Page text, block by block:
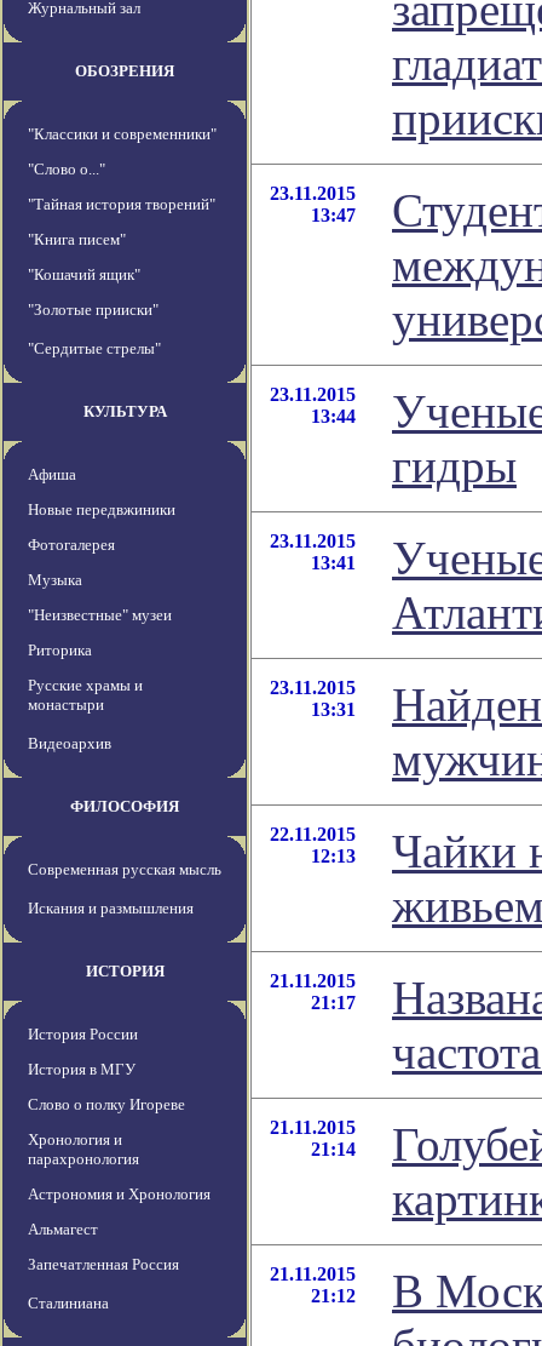
Журнальный зал
ОБОЗРЕНИЯ
"Классики и современники"
"Слово о..."
"Тайная история творений"
"Книга писем"
"Кошачий ящик"
"Золотые прииски"
"Сердитые стрелы"
КУЛЬТУРА
Афиша
Новые передвжиники
Фотогалерея
Музыка
"Неизвестные" музеи
Риторика
Русские храмы и
монастыри
Видеоархив
ФИЛОСОФИЯ
Современная русская мысль
Искания и размышления
ИСТОРИЯ
История России
История в МГУ
Слово о полку Игореве
Хронология и
парахронология
Астрономия и Хронология
Альмагест
Запечатленная Россия
Сталиниана
23.11.2015
13:47
23.11.2015
13:44
гидры
23.11.2015
13:41
23.11.2015
13:31
22.11.2015
12:13
Чайки
21.11.2015
21:17
21.11.2015
21:14
21.11.2015
21:12
В